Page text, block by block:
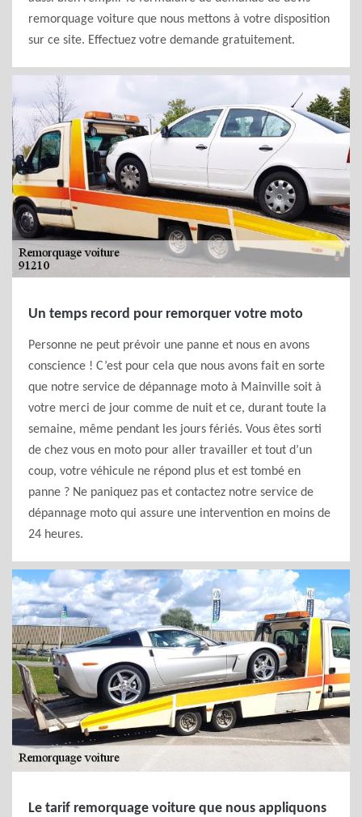
remorquage voiture que nous mettons à votre disposition
sur ce site. Effectuez votre demande gratuitement.
Un temps record pour remorquer votre moto
Personne ne peut prévoir une panne et nous en avons
conscience ! C’est pour cela que nous avons fait en sorte
que notre service de dépannage moto à Mainville soit à
votre merci de jour comme de nuit et ce, durant toute la
semaine, même pendant les jours fériés. Vous êtes sorti
de chez vous en moto pour aller travailler et tout d’un
coup, votre véhicule ne répond plus et est tombé en
panne ? Ne paniquez pas et contactez notre service de
dépannage moto qui assure une intervention en moins de
24 heures.
Le tarif remorquage voiture que nous appliquons